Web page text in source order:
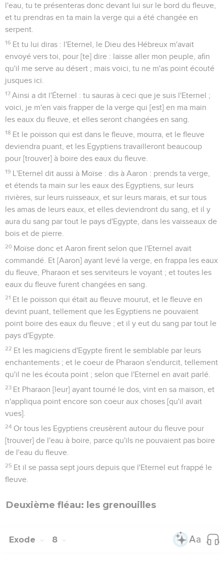
l'eau, tu te présenteras donc devant lui sur le bord du fleuve,
et tu prendras en ta main la verge qui a été changée en
serpent.
16 Et tu lui diras : l'Eternel, le Dieu des Hébreux m'avait
envoyé vers toi, pour [te] dire : laisse aller mon peuple, afin
qu'il me serve au désert ; mais voici, tu ne m'as point écouté
jusques ici.
17 Ainsi a dit l'Éternel : tu sauras à ceci que je suis l'Eternel ;
voici, je m'en vais frapper de la verge qui [est] en ma main
les eaux du fleuve, et elles seront changées en sang.
18 Et le poisson qui est dans le fleuve, mourra, et le fleuve
deviendra puant, et les Egyptiens travailleront beaucoup
pour [trouver] à boire des eaux du fleuve.
19 L'Eternel dit aussi à Moïse : dis à Aaron : prends ta verge,
et étends ta main sur les eaux des Egyptiens, sur leurs
rivières, sur leurs ruisseaux, et sur leurs marais, et sur tous
les amas de leurs eaux, et elles deviendront du sang, et il y
aura du sang par tout le pays d'Egypte, dans les vaisseaux de
bois et de pierre.
20 Moïse donc et Aaron firent selon que l'Eternel avait
commandé. Et [Aaron] ayant levé la verge, en frappa les eaux
du fleuve, Pharaon et ses serviteurs le voyant ; et toutes les
eaux du fleuve furent changées en sang.
21 Et le poisson qui était au fleuve mourut, et le fleuve en
devint puant, tellement que les Egyptiens ne pouvaient
point boire des eaux du fleuve ; et il y eut du sang par tout le
pays d'Egypte.
22 Et les magiciens d'Egypte firent le semblable par leurs
enchantements ; et le coeur de Pharaon s'endurcit, tellement
qu'il ne les écouta point ; selon que l'Eternel en avait parlé.
23 Et Pharaon [leur] ayant tourné le dos, vint en sa maison, et
n'appliqua point encore son coeur aux choses [qu'il avait
vues].
24 Or tous les Egyptiens creusèrent autour du fleuve pour
[trouver] de l'eau à boire, parce qu'ils ne pouvaient pas boire
de l'eau du fleuve.
25 Et il se passa sept jours depuis que l'Eternel eut frappé le
fleuve.
Deuxième fléau: les grenouilles
Exode 8